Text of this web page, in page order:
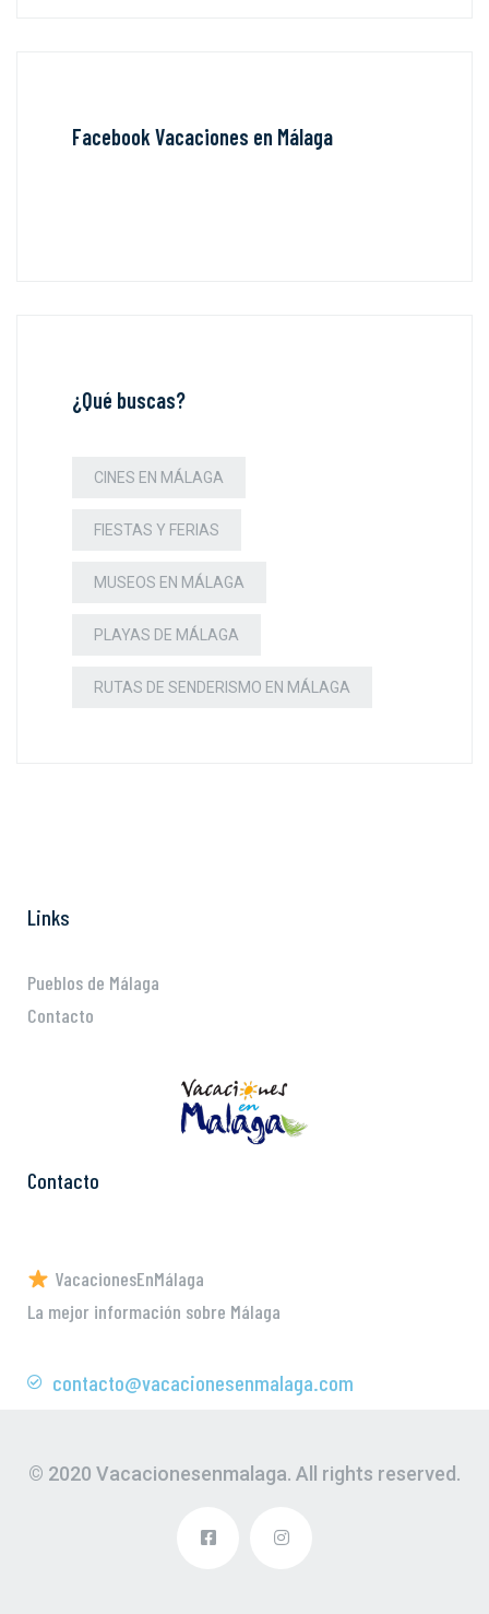
Facebook Vacaciones en Málaga
¿Qué buscas?
CINES EN MÁLAGA
FIESTAS Y FERIAS
MUSEOS EN MÁLAGA
PLAYAS DE MÁLAGA
RUTAS DE SENDERISMO EN MÁLAGA
Links
Pueblos de Málaga
Contacto
Contacto
VacacionesEnMálaga
La mejor información sobre Málaga
contacto@vacacionesenmalaga.com
© 2020 Vacacionesenmalaga. All rights reserved.